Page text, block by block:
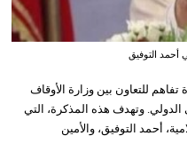
أحمد التوفيق
للتعاون بين وزارة الأوقاف
الدولي. وتهدف هذه المذكرة، التي
أحمد التوفيق، والأمين